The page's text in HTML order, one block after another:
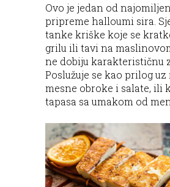
Ovo je jedan od
pripreme halloumi sira.
tanke kriške koje se
grilu ili tavi na
ne dobiju karakterističnu
Poslužuje se kao prilog uz
mesne obroke i salate, ili
tapasa sa umakom od